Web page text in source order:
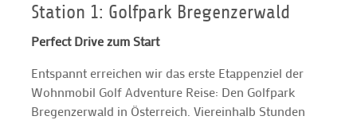
Station 1: Golfpark Bregenzerwald
Perfect Drive zum Start
Entspannt erreichen wir das erste Etappenziel der
Wohnmobil Golf Adventure Reise: Den Golfpark
Bregenzerwald in Österreich. Viereinhalb Stunden